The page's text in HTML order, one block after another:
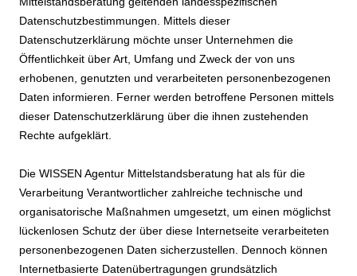
Datenschutzbestimmungen. Mittels dieser
Datenschutzerklärung möchte unser Unternehmen die
Öffentlichkeit über Art, Umfang und Zweck der von uns
erhobenen, genutzten und verarbeiteten personenbezogenen
Daten informieren. Ferner werden betroffene Personen mittels
dieser Datenschutzerklärung über die ihnen zustehenden
Rechte aufgeklärt.
Die WISSEN Agentur Mittelstandsberatung hat als für die
Verarbeitung Verantwortlicher zahlreiche technische und
organisatorische Maßnahmen umgesetzt, um einen möglichst
lückenlosen Schutz der über diese Internetseite verarbeiteten
personenbezogenen Daten sicherzustellen. Dennoch können
Internetbasierte Datenübertragungen grundsätzlich